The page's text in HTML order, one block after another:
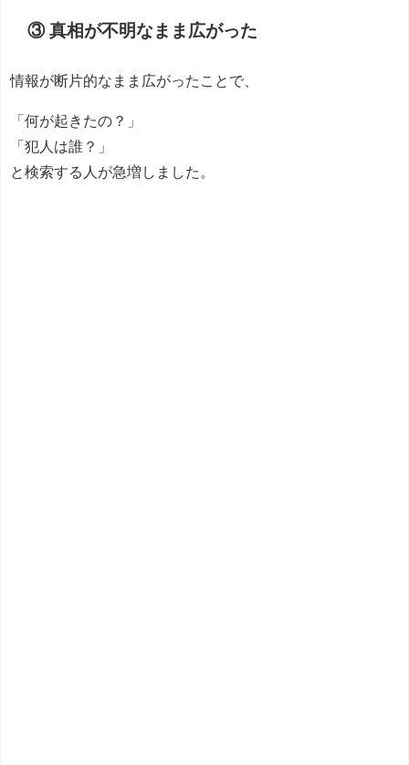
③ 真相が不明なまま広がった
情報が断片的なまま広がったことで、
「何が起きたの？」
「犯人は誰？」
と検索する人が急増しました。